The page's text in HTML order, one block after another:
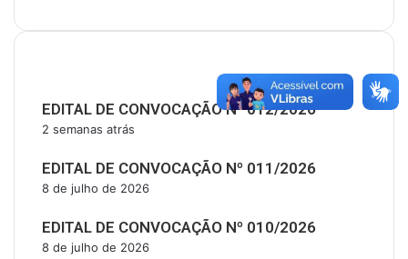
EDITAL DE CONVOCAÇÃO Nº 012/2026
2 semanas atrás
EDITAL DE CONVOCAÇÃO Nº 011/2026
8 de julho de 2026
EDITAL DE CONVOCAÇÃO Nº 010/2026
8 de julho de 2026